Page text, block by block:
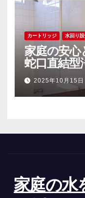
カートリッジ 水回り
家庭の安
蛇口直結型
術2025年10月15日
家庭の水